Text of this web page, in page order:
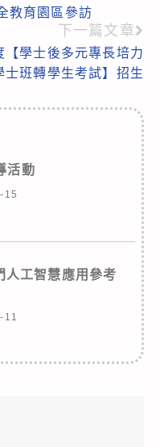
教育園區參訪
下一篇文章
【學士後多元專長培力
士班轉學生考試】招生
活動
15
人工智慧應用參考
11